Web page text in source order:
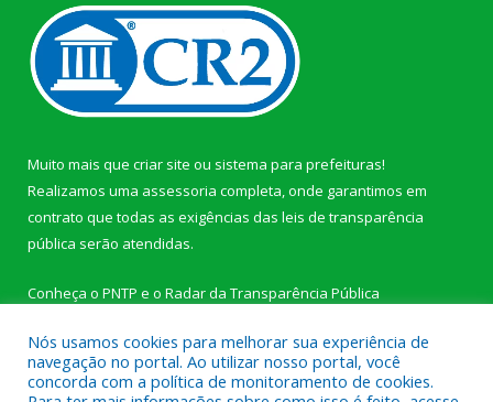
Muito mais que criar site ou sistema para prefeituras!
Realizamos uma assessoria completa, onde garantimos em
contrato que todas as exigências das leis de transparência
pública serão atendidas.
Conheça o PNTP e o Radar da Transparência Pública
Nós usamos cookies para melhorar sua experiência de
navegação no portal. Ao utilizar nosso portal, você
concorda com a política de monitoramento de cookies.